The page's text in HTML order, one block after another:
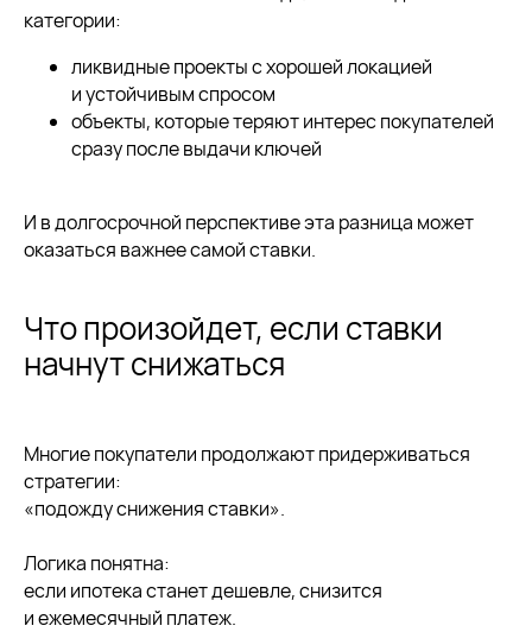
категории:
ликвидные проекты с хорошей локацией
и устойчивым спросом
объекты, которые теряют интерес покупателей
сразу после выдачи ключей
И в долгосрочной перспективе эта разница может
оказаться важнее самой ставки.
Что произойдет, если ставки
начнут снижаться
Многие покупатели продолжают придерживаться
стратегии:
«подожду снижения ставки».
Логика понятна:
если ипотека станет дешевле, снизится
и ежемесячный платеж.
Оставьте заявку, и наш специалист
вам перезвонит
бесплатную консультацию